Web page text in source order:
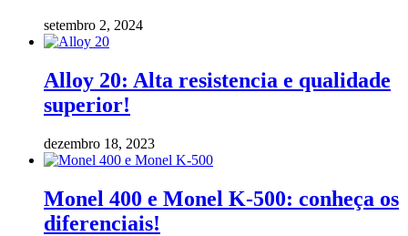
setembro 2, 2024
Alloy 20: Alta resistencia e qualidade
superior!
dezembro 18, 2023
Monel 400 e Monel K-500: conheça os
diferenciais!